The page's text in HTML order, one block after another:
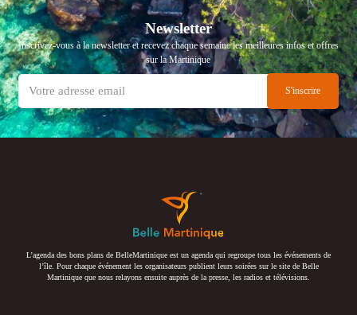
Newsletter
Inscrivez-vous à la newsletter et recevez chaque semaine les meilleures infos et offres
sur la Martinique
L’agenda des bons plans de BelleMartinique est un agenda qui regroupe tous les événements de
l’île. Pour chaque événement les organisateurs publient leurs soirées sur le site de Belle
Martinique que nous relayons ensuite auprès de la presse, les radios et télévisions.